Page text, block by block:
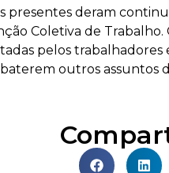
presentes deram
Coletiva de
pelos
outros assuntos